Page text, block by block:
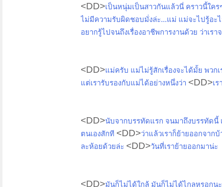
<DD>เป็นหนุ่มเป็นสาวกันแล้วนี่ คราวนี้ใค
ไม่มีความรับผิดชอบมั่งล่ะ...แม่ แม่จะไปรู้อะไ
อยากรู้ไปจนถึงเรื่องอาชีพการงานด้วย ว่าเรา
<DD>แม่ครับ แม่ไม่รู้สักเรื่องจะได้มั้ย พวกเ
แต่เรารับรองกับแม่ได้อย่างหนึ่งว่า <DD>เ
<DD>นับจากบรรทัดแรก จนมาถึงบรรทัดนี้
ตนเองสักที <DD>ว่าแล้วเราก็ย้ายออกจาก
ละห้อยด้วยล่ะ <DD>วันที่เราย้ายออกมาน่ะ
<DD>มันก็ไม่ได้ใกล้ มันก็ไม่ได้ไกลหรอกน